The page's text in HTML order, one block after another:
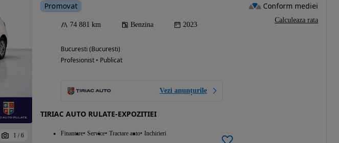
1 / 6
Promovat
74 881 km Benzina 2023
Bucuresti (Bucuresti)
Profesionist • Publicat
Vezi anunțurile
TIRIAC AUTO RULATE-EXPOZITIEI
Finantare Service Tractare auto Inchirieri
Conform mediei
Calculeaza rata